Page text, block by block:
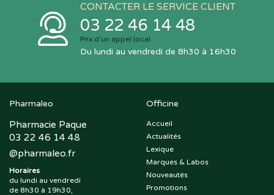
CONTACTER LE SERVICE CLIENT
03 22 46 14 48
Prix d’un appel local
Du lundi au vendredi de 8h30 à 16h30
Pharmaleo
Pharmacie Paque
03 22 46 14 48
@pharmaleo.fr
Horaires
du lundi au vendredi
de 8h30 à 19h30,
Officine
Accueil
Actualités
Lexique
Marques & Labos
Nouveautés
Promotions